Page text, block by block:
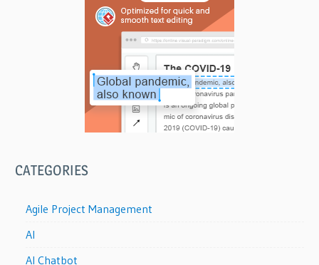
CATEGORIES
Agile Project Management
AI
AI Chatbot